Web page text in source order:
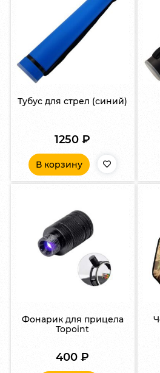
Тубус для стрел (синий)
1250₽
В корзину
Фонарик для прицела
Topoint
400₽